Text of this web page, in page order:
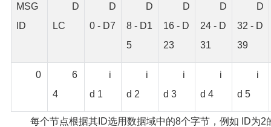
MSG
ID
D
LC
D
0 - D7
D
8 - D1
5
D
16 - D
23
D
24 - D
31
D
32 - D
39
0
6
4
i
d 1
i
d 2
i
d 3
i
d 4
i
d 5
每个节点根据其ID选用数据域中的8个字节，例如 ID为2